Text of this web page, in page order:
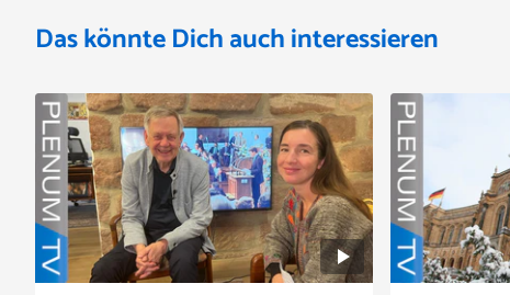
Das könnte Dich auch interessieren